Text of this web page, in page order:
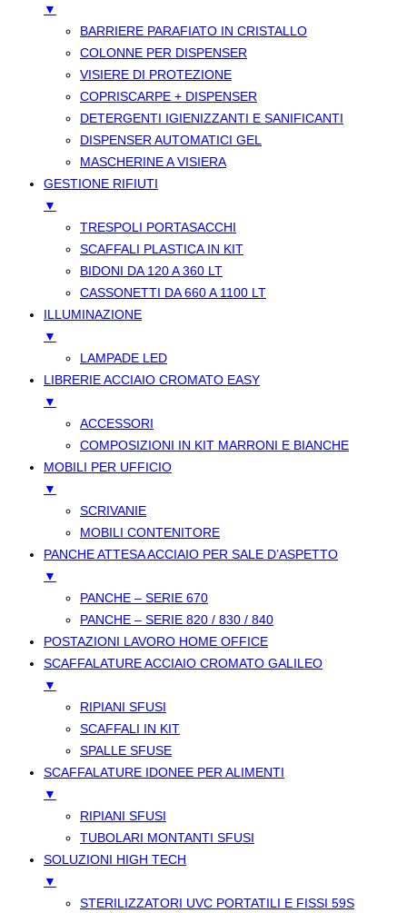
▼
BARRIERE PARAFIATO IN CRISTALLO
COLONNE PER DISPENSER
VISIERE DI PROTEZIONE
COPRISCARPE + DISPENSER
DETERGENTI IGIENIZZANTI E SANIFICANTI
DISPENSER AUTOMATICI GEL
MASCHERINE A VISIERA
GESTIONE RIFIUTI
▼
TRESPOLI PORTASACCHI
SCAFFALI PLASTICA IN KIT
BIDONI DA 120 A 360 LT
CASSONETTI DA 660 A 1100 LT
ILLUMINAZIONE
▼
LAMPADE LED
LIBRERIE ACCIAIO CROMATO EASY
▼
ACCESSORI
COMPOSIZIONI IN KIT MARRONI E BIANCHE
MOBILI PER UFFICIO
▼
SCRIVANIE
MOBILI CONTENITORE
PANCHE ATTESA ACCIAIO PER SALE D’ASPETTO
▼
PANCHE – SERIE 670
PANCHE – SERIE 820 / 830 / 840
POSTAZIONI LAVORO HOME OFFICE
SCAFFALATURE ACCIAIO CROMATO GALILEO
▼
RIPIANI SFUSI
SCAFFALI IN KIT
SPALLE SFUSE
SCAFFALATURE IDONEE PER ALIMENTI
▼
RIPIANI SFUSI
TUBOLARI MONTANTI SFUSI
SOLUZIONI HIGH TECH
▼
STERILIZZATORI UVC PORTATILI E FISSI 59S